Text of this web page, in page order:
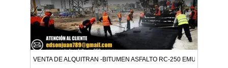
VENTA DE ALQUITRAN -BITUMEN ASFALTO RC-250 EMULSION